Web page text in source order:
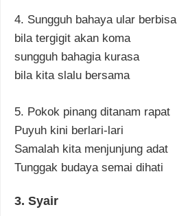
4. Sungguh bahaya ular berbisa
bila tergigit akan koma
sungguh bahagia kurasa
bila kita slalu bersama
5. Pokok pinang ditanam rapat
Puyuh kini berlari-lari
Samalah kita menjunjung adat
Tunggak budaya semai dihati
3. Syair